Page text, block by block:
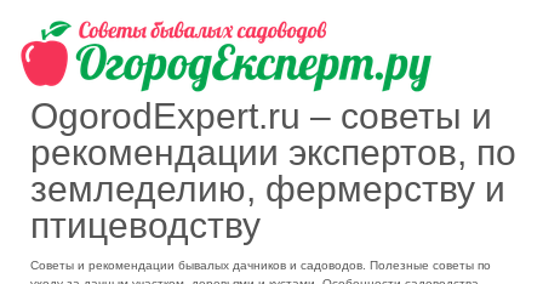
OgorodExpert.ru – cоветы и
рекомендации экспертов, по
земледелию, фермерству и
птицеводству
Советы и рекомендации бывалых дачников и садоводов. Полезные советы по